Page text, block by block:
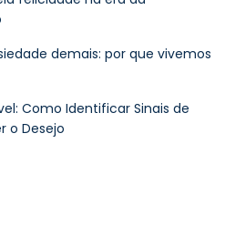
demais: por que vivemos
Como Identificar Sinais de
o Desejo